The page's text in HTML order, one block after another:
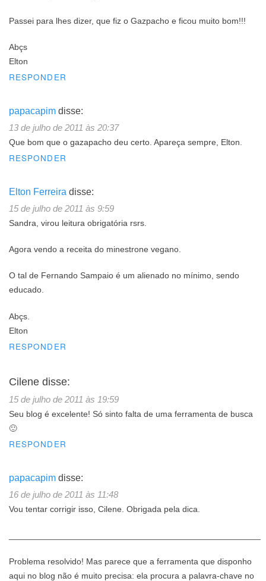
Passei para lhes dizer, que fiz o Gazpacho e ficou muito bom!!!
Abçs
Elton
RESPONDER
papacapim disse:
13 de julho de 2011 às 20:37
Que bom que o gazapacho deu certo. Apareça sempre, Elton.
RESPONDER
Elton Ferreira disse:
15 de julho de 2011 às 9:59
Sandra, virou leitura obrigatória rsrs.
Agora vendo a receita do minestrone vegano.
O tal de Fernando Sampaio é um alienado no mínimo, sendo
educado.
Abçs.
Elton
RESPONDER
Cilene disse:
15 de julho de 2011 às 19:59
Seu blog é excelente! Só sinto falta de uma ferramenta de busca
🙂
RESPONDER
papacapim disse:
16 de julho de 2011 às 11:48
Vou tentar corrigir isso, Cilene. Obrigada pela dica.
Problema resolvido! Mas parece que a ferramenta que disponho
aqui no blog não é muito precisa: ela procura a palavra-chave no